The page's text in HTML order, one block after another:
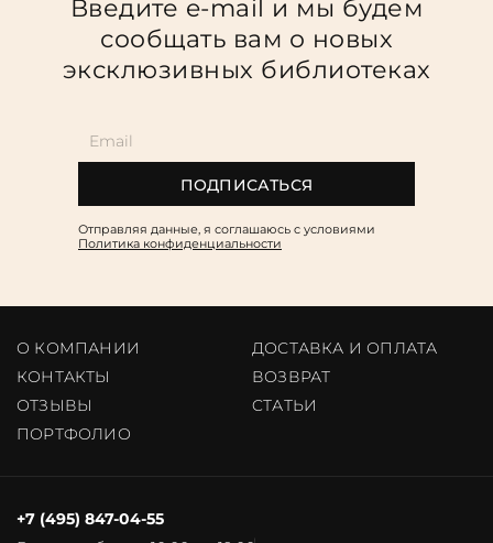
Введите e-mail и мы будем
сообщать вам о новых
эксклюзивных библиотеках
ПОДПИСАТЬСЯ
Отправляя данные, я соглашаюсь c условиями
Политика конфиденциальности
О КОМПАНИИ
ДОСТАВКА И ОПЛАТА
КОНТАКТЫ
ВОЗВРАТ
ОТЗЫВЫ
CТАТЬИ
ПОРТФОЛИО
+7 (495) 847-04-55